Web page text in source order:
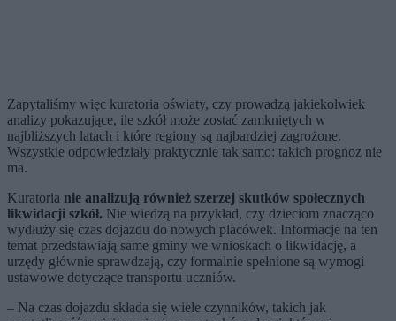
Zapytaliśmy więc kuratoria oświaty, czy prowadzą jakiekolwiek
analizy pokazujące, ile szkół może zostać zamkniętych w
najbliższych latach i które regiony są najbardziej zagrożone.
Wszystkie odpowiedziały praktycznie tak samo: takich prognoz nie
ma.
Kuratoria nie analizują również szerzej skutków społecznych
likwidacji szkół. Nie wiedzą na przykład, czy dzieciom znacząco
wydłuży się czas dojazdu do nowych placówek. Informacje na ten
temat przedstawiają same gminy we wnioskach o likwidację, a
urzędy głównie sprawdzają, czy formalnie spełnione są wymogi
ustawowe dotyczące transportu uczniów.
– Na czas dojazdu składa się wiele czynników, takich jak